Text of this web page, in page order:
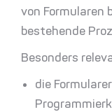
von Formularen
bestehende
Besonders
die